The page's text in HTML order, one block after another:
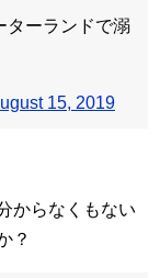
ターランドで溺
15, 2019
からなくもない
？